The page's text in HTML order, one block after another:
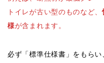
トイレが古い型のものなど、
様が含まれます。
必ず「標準仕様書」をもら